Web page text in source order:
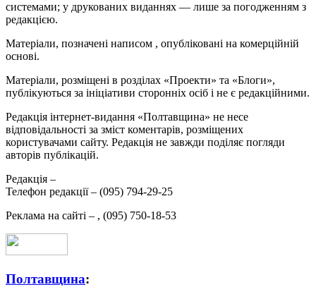
системами; у друкованих виданнях — лише за погодженням з
редакцією.
Матеріали, позначені написом , опубліковані на комерційній
основі.
Матеріали, розміщені в розділах «Проекти» та «Блоги»,
публікуються за ініціативи сторонніх осіб і не є редакційними.
Редакція інтернет-видання «Полтавщина» не несе
відповідальності за зміст коментарів, розміщених
користувачами сайту. Редакція не завжди поділяє погляди
авторів публікацій.
Редакція –
Телефон редакції – (095) 794-29-25
Реклама на сайті – , (095) 750-18-53
Полтавщина: